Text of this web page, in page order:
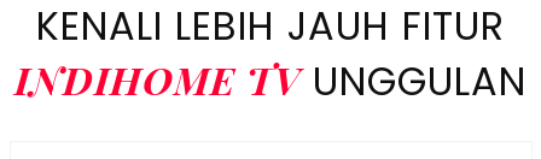
KENALI LEBIH JAUH FITUR
INDIHOME TVUNGGULAN